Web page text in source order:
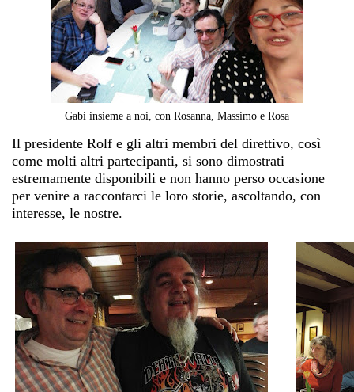
Gabi insieme a noi, con Rosanna, Massimo e Rosa
Il presidente Rolf e gli altri membri del direttivo, così
come molti altri partecipanti, si sono dimostrati
estremamente disponibili e non hanno perso occasione
per venire a raccontarci le loro storie, ascoltando, con
interesse, le nostre.